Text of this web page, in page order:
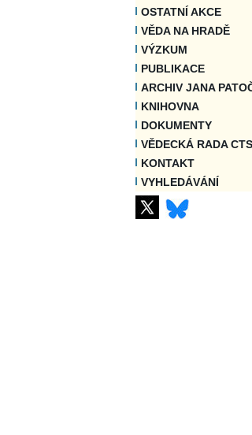
OSTATNÍ AKCE
VĚDA NA HRADĚ
VÝZKUM
PUBLIKACE
ARCHIV JANA
KNIHOVNA
DOKUMENTY
VĚDECKÁ RADA CTS
KONTAKT
VYHLEDÁVÁNÍ